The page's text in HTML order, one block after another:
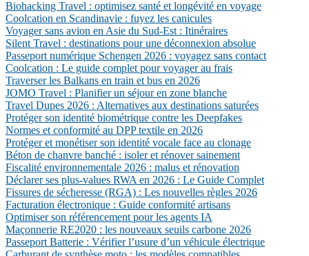
Biohacking Travel : optimisez santé et longévité en voyage
Coolcation en Scandinavie : fuyez les canicules
Voyager sans avion en Asie du Sud-Est : Itinéraires
Silent Travel : destinations pour une déconnexion absolue
Passeport numérique Schengen 2026 : voyagez sans contact
Coolcation : Le guide complet pour voyager au frais
Traverser les Balkans en train et bus en 2026
JOMO Travel : Planifier un séjour en zone blanche
Travel Dupes 2026 : Alternatives aux destinations saturées
Protéger son identité biométrique contre les Deepfakes
Normes et conformité au DPP textile en 2026
Protéger et monétiser son identité vocale face au clonage
Béton de chanvre banché : isoler et rénover sainement
Fiscalité environnementale 2026 : malus et rénovation
Déclarer ses plus-values RWA en 2026 : Le Guide Complet
Fissures de sécheresse (RGA) : Les nouvelles règles 2026
Facturation électronique : Guide conformité artisans
Optimiser son référencement pour les agents IA
Maçonnerie RE2020 : les nouveaux seuils carbone 2026
Passeport Batterie : Vérifier l’usure d’un véhicule électrique